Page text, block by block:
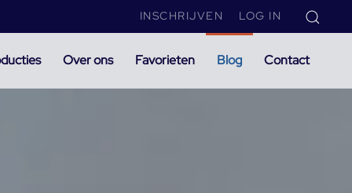
INSCHRIJVEN LOG IN
Over ons Favorieten Blog Contact